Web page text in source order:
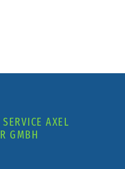
AXEL
GMBH